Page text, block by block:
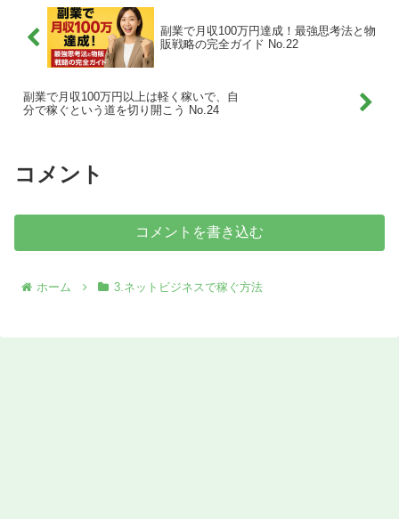
副業で月収100万円達成！最強思考法と物
販戦略の完全ガイド No.22
副業で月収100万円以上は軽く稼いで、自
分で稼ぐという道を切り開こう No.24
コメント
コメントを書き込む
ホーム 3.ネットビジネスで稼ぐ方法